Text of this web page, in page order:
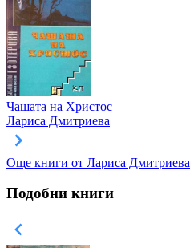
Чашата на Христос
Лариса Дмитриева
Още книги от Лариса Дмитриева
Подобни книги